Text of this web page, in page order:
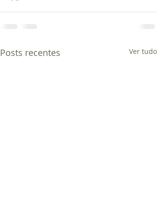
Posts recentes Ver tudo